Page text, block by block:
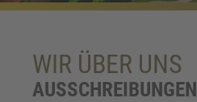
WIR ÜBER UNS
AUSSCHREIBUNGEN